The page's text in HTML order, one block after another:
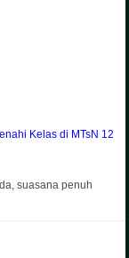
Kelas di MTsN 12
suasana penuh